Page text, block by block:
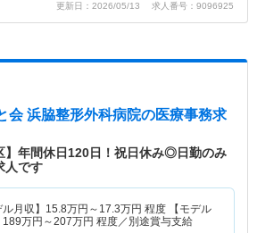
更新日：2026/05/13 求人番号：9096925
会 浜脇整形外科病院の医療事務求
】年間休日120日！祝日休み◎日勤のみ
人です
ル月収】 15.8万円～ 17.3万円 程度 【モデル
189万円～207万円 程度／別途賞与支給